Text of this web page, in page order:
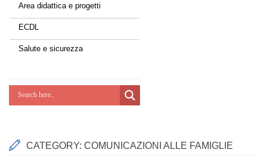
Scuola d'estate
Lab Green
Potenziamoci
Area didattica e progetti
ECDL
Salute e sicurezza
CATEGORY: COMUNICAZIONI ALLE FAMIGLIE